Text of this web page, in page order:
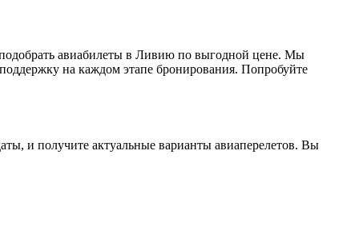
авиабилеты в Ливию по выгодной цене. Мы
на каждом этапе бронирования. Попробуйте
и получите актуальные варианты авиаперелетов. Вы